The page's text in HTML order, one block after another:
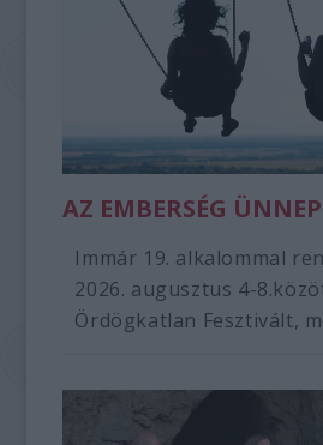
AZ EMBERSÉG
Immár 19. alkalommal
2026. augusztus 4-
Ördögkatlan Fesztivált,